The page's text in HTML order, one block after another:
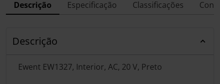
Descrição Especificação Classificações
Descrição
Ewent EW1327, Interior, AC, 20 V, Preto